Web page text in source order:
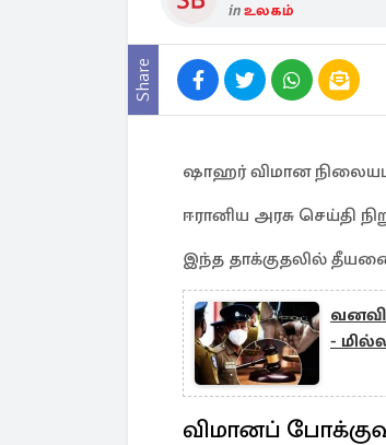
inஉலகம்
Share
ஷாஹர் விமான நிலையம்
ஈரானிய அரசு செய்தி
இந்த தாக்குதலில்
-
விமானப்